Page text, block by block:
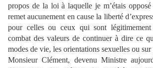
propos de la loi à laquelle je m’étais
remet aucunement en cause la liberté
pour celles ou ceux qui sont
combat des valeurs de continuer à dire ce
modes de vie, les orientations sexuelles ou
Monsieur Clément, devenu Ministre